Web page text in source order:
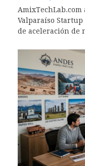
Valparaíso
de aceleración de